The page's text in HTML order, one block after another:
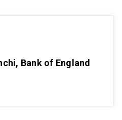
Bank of England